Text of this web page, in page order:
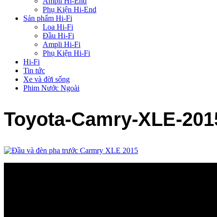
Phụ Kiện Hi-End
Sản phẩm Hi-Fi
Loa Hi-Fi
Đầu Hi-Fi
Ampli Hi-Fi
Phụ Kiện Hi-Fi
Hi-Fi
Tin tức
Xe và đời sống
Phim Nước Ngoài
Toyota-Camry-XLE-